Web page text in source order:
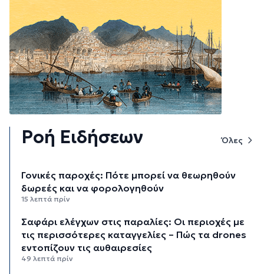
Ροή Ειδήσεων Όλες
Γονικές παροχές: Πότε μπορεί να θεωρηθούν
δωρεές και να φορολογηθούν
15 λεπτά πρίν
Σαφάρι ελέγχων στις παραλίες: Οι περιοχές με
τις περισσότερες καταγγελίες – Πώς τα drones
εντοπίζουν τις αυθαιρεσίες
49 λεπτά πρίν